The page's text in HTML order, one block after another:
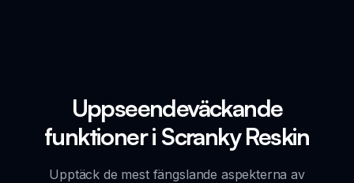
Uppseendeväckande
funktioner i Scranky Reskin
Upptäck de mest fängslande aspekterna av